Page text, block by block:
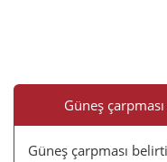
Güneş
Güneş çarpması